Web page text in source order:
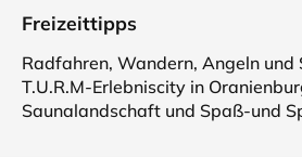
Freizeittipps
Radfahren, Wandern, Angeln und
T.U.R.M-Erlebniscity in
Saunalandschaft und Spaß-und